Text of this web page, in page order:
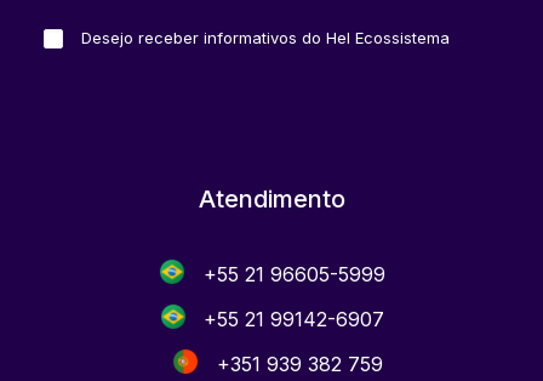
Desejo receber informativos do Hel Ecossistema
Atendimento
+55 21 96605-5999
+55 21 99142-6907
+351 939 382 759